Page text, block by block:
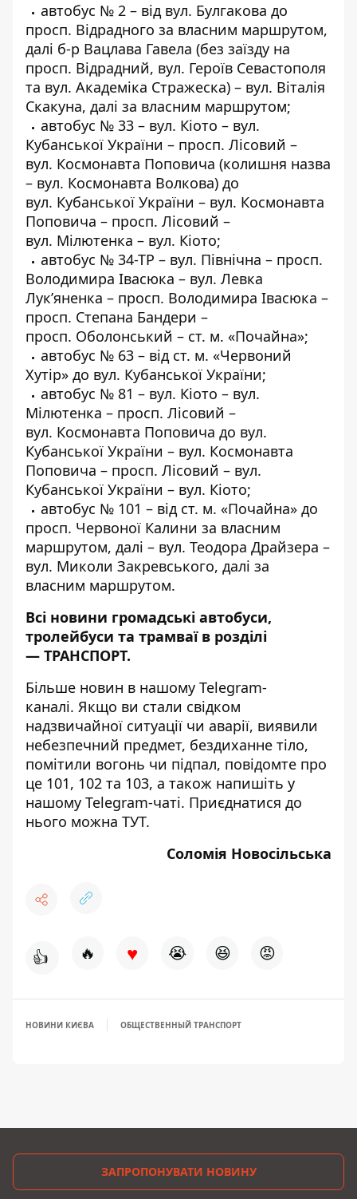
автобус № 2 – від вул. Булгакова до
просп. Відрадного за власним маршрутом,
далі б-р Вацлава Гавела (без заїзду на
просп. Відрадний, вул. Героїв Севастополя
та вул. Академіка Стражеска) – вул. Віталія
Скакуна, далі за власним маршрутом;
автобус № 33 – вул. Кіото – вул.
Кубанської України – просп. Лісовий –
вул. Космонавта Поповича (колишня назва
– вул. Космонавта Волкова) до
вул. Кубанської України – вул. Космонавта
Поповича – просп. Лісовий –
вул. Мілютенка – вул. Кіото;
автобус № 34-ТР – вул. Північна – просп.
Володимира Івасюка – вул. Левка
Лук’яненка – просп. Володимира Івасюка –
просп. Степана Бандери –
просп. Оболонський – ст. м. «Почайна»;
автобус № 63 – від ст. м. «Червоний
Хутір» до вул. Кубанської України;
автобус № 81 – вул. Кіото – вул.
Мілютенка – просп. Лісовий –
вул. Космонавта Поповича до вул.
Кубанської України – вул. Космонавта
Поповича – просп. Лісовий – вул.
Кубанської України – вул. Кіото;
автобус № 101 – від ст. м. «Почайна» до
просп. Червоної Калини за власним
маршрутом, далі – вул. Теодора Драйзера –
вул. Миколи Закревського, далі за
власним маршрутом.
Всі новини громадські автобуси,
тролейбуси та трамваї в розділі
— ТРАНСПОРТ.
Більше новин в нашому Telegram-
каналі. Якщо ви стали свідком
надзвичайної ситуації чи аварії, виявили
небезпечний предмет, бездиханне тіло,
помітили вогонь чи підпал, повідомте про
це 101, 102 та 103, а також напишіть у
нашому Telegram-чаті. Приєднатися до
нього можна ТУТ.
Соломія Новосільська
👍 🔥 ♥ 😭 😆 😡
НОВИНИ КИЄВА ОБЩЕСТВЕННЫЙ ТРАНСПОРТ
ЗАПРОПОНУВАТИ НОВИНУ